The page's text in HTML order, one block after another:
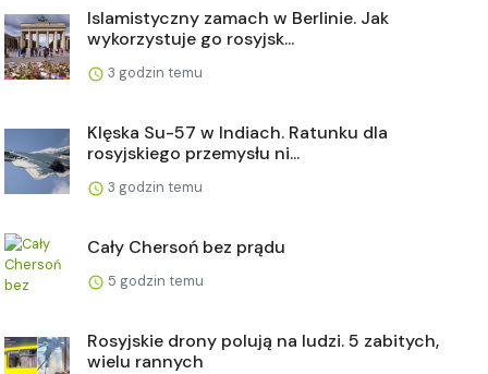
Islamistyczny zamach w Berlinie. Jak
wykorzystuje go rosyjsk...
3 godzin temu
Klęska Su-57 w Indiach. Ratunku dla
rosyjskiego przemysłu ni...
3 godzin temu
Cały Chersoń bez prądu
5 godzin temu
Rosyjskie drony polują na ludzi. 5 zabitych,
wielu rannych